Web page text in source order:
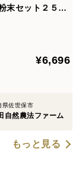
末セット２５
¥6,696
県佐世保市
自然農法ファーム
もっと見る